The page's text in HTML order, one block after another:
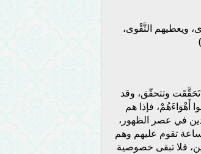
ويعطيهم التَّقْوى،
تَحَقَّقَت وتتحقّق، وقد
أَهْوَاءَهُمْ، فإذا هم
في عصر الظهور،
تقوم عليهم وهم
فلا تبقى خصوصية